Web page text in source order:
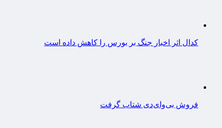
کدال اثر اخبار جنگ بر بورس را کاهش داده است
فروش بی‌وای‌دی شتاب گرفت